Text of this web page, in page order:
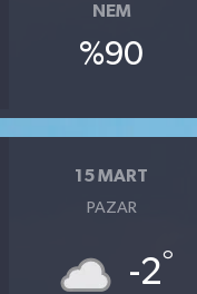
NEM
%90
15 MART
PAZAR
-2°